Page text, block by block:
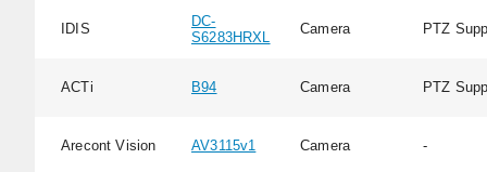
IDIS
DC-
S6283HRXL
Camera PTZ
ACTi B94 Camera PTZ
Arecont Vision AV3115v1 Camera -